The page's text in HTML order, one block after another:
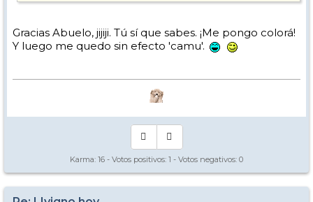
Gracias Abuelo, jijiji. Tú sí que sabes. ¡Me pongo colorá!
Y luego me quedo sin efecto 'camu'.
Karma: 16 - Votos positivos: 1 - Votos negativos: 0